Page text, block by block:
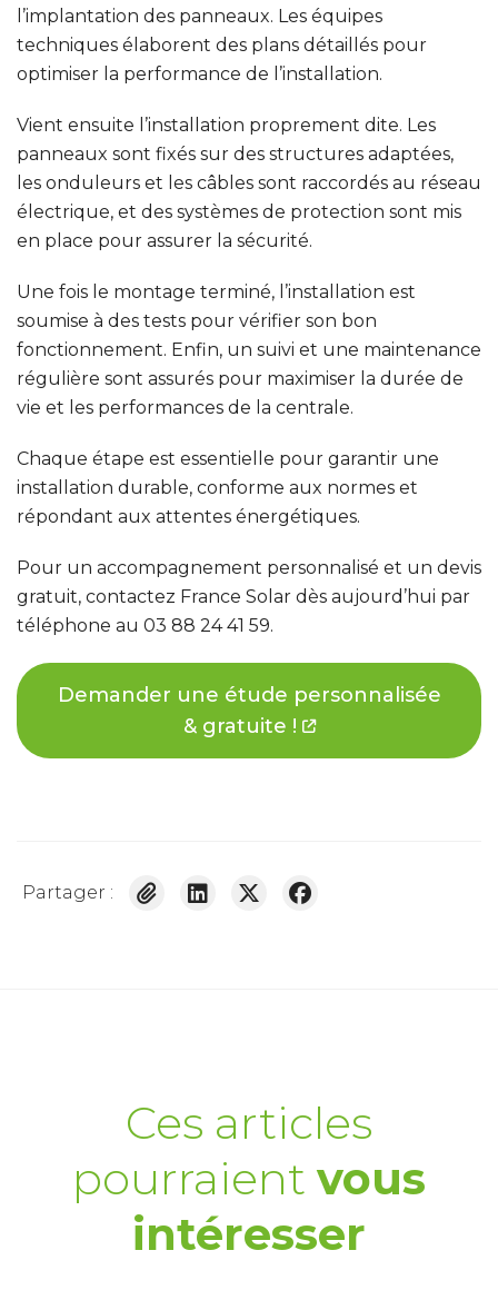
l’implantation des panneaux. Les équipes
techniques élaborent des plans détaillés pour
optimiser la performance de l’installation.
Vient ensuite l’installation proprement dite. Les
panneaux sont fixés sur des structures adaptées,
les onduleurs et les câbles sont raccordés au réseau
électrique, et des systèmes de protection sont mis
en place pour assurer la sécurité.
Une fois le montage terminé, l’installation est
soumise à des tests pour vérifier son bon
fonctionnement. Enfin, un suivi et une maintenance
régulière sont assurés pour maximiser la durée de
vie et les performances de la centrale.
Chaque étape est essentielle pour garantir une
installation durable, conforme aux normes et
répondant aux attentes énergétiques.
Pour un accompagnement personnalisé et un devis
gratuit, contactez France Solar dès aujourd’hui par
téléphone au 03 88 24 41 59.
Demander une étude personnalisée
& gratuite !
Partager :
Ces articles
pourraientvous
intéresser